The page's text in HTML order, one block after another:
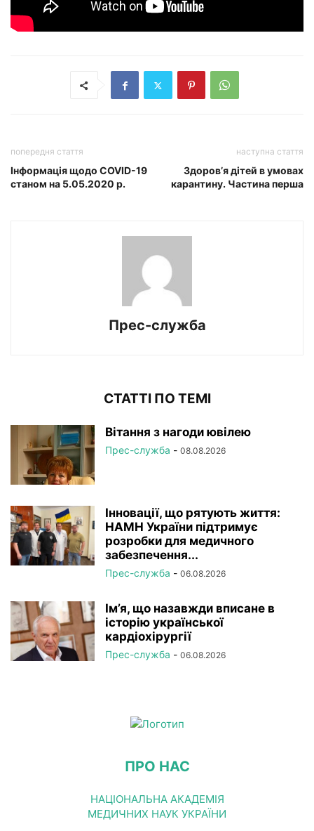
попередня стаття
Інформація щодо COVID-19
станом на 5.05.2020 р.
наступна стаття
Здоров’я дітей в умовах
карантину. Частина перша
Прес-служба
СТАТТІ ПО ТЕМІ
Вітання з нагоди ювілею
Прес-служба - 08.08.2026
Інновації, що рятують життя:
НАМН України підтримує
розробки для медичного
забезпечення...
Прес-служба - 06.08.2026
Ім’я, що назавжди вписане в
історію української
кардіохірургії
Прес-служба - 06.08.2026
ПРО НАС
НАЦІОНАЛЬНА АКАДЕМІЯ
МЕДИЧНИХ НАУК УКРАЇНИ